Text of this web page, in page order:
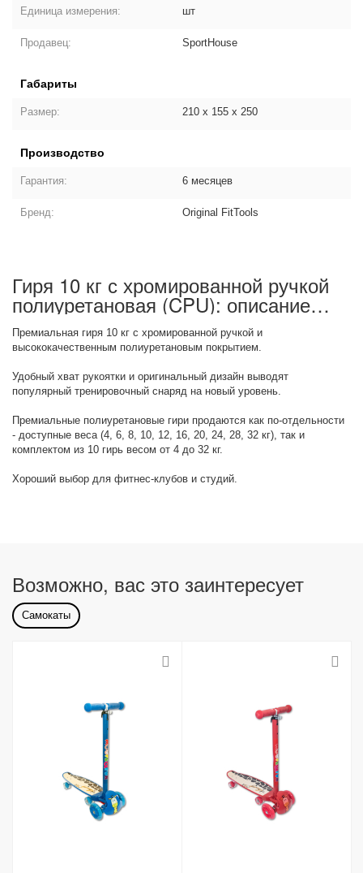
Единица измерения: шт
Продавец: SportHouse
Габариты
Размер: 210 х 155 х 250
Производство
Гарантия: 6 месяцев
Бренд: Original FitTools
Гиря 10 кг с хромированной ручкой
полиуретановая (CPU): описание
товара
Премиальная гиря 10 кг с хромированной ручкой и
высококачественным полиуретановым покрытием.
Удобный хват рукоятки и оригинальный дизайн выводят
популярный тренировочный снаряд на новый уровень.
Премиальные полиуретановые гири продаются как по-отдельности
- доступные веса (4, 6, 8, 10, 12, 16, 20, 24, 28, 32 кг), так и
комплектом из 10 гирь весом от 4 до 32 кг.
Хороший выбор для фитнес-клубов и студий.
Возможно, вас это заинтересует
Самокаты